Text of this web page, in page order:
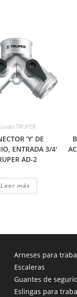
TRUPER
‘Y’ DE
ENTRADA 3/4′
AD-2
Leer más
Arneses para
Escaleras
Guantes de
Eslingas para